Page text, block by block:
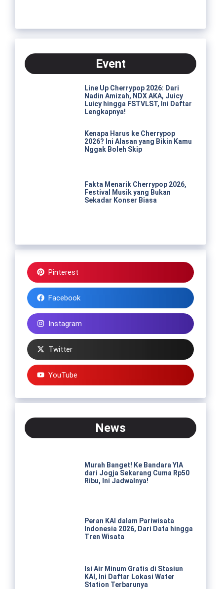
Event
Line Up Cherrypop 2026: Dari
Nadin Amizah, NDX AKA, Juicy
Luicy hingga FSTVLST, Ini Daftar
Lengkapnya!
Kenapa Harus ke Cherrypop
2026? Ini Alasan yang Bikin Kamu
Nggak Boleh Skip
Fakta Menarik Cherrypop 2026,
Festival Musik yang Bukan
Sekadar Konser Biasa
Pinterest
Facebook
Instagram
Twitter
YouTube
News
Murah Banget! Ke Bandara YIA
dari Jogja Sekarang Cuma Rp50
Ribu, Ini Jadwalnya!
Peran KAI dalam Pariwisata
Indonesia 2026, Dari Data hingga
Tren Wisata
Isi Air Minum Gratis di Stasiun
KAI, Ini Daftar Lokasi Water
Station Terbarunya